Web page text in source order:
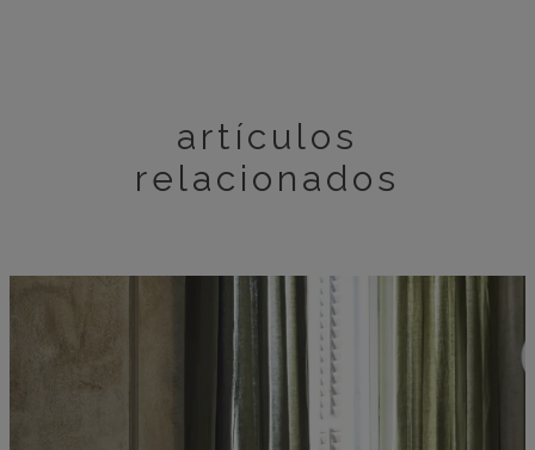
artículos
relacionados